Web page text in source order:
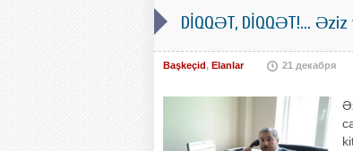
DİQQƏT, DİQQƏT!... Əziz
Başkeçid, Elanlar 21 декабря